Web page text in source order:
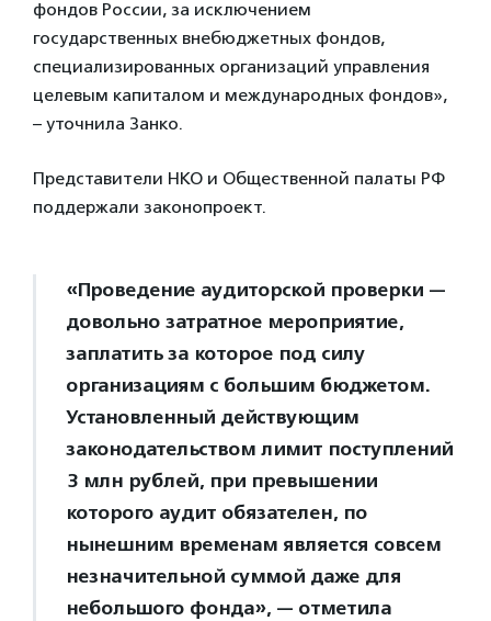
фондов России, за исключением
государственных внебюджетных фондов,
специализированных организаций управления
целевым капиталом и международных фондов»,
– уточнила Занко.
Представители НКО и Общественной палаты РФ
поддержали законопроект.
«Проведение аудиторской проверки —
довольно затратное мероприятие,
заплатить за которое под силу
организациям с большим бюджетом.
Установленный действующим
законодательством лимит поступлений
3 млн рублей, при превышении
которого аудит обязателен, по
нынешним временам является совсем
незначительной суммой даже для
небольшого фонда», — отметила